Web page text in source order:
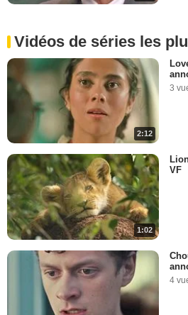
Vidéos de séries les
2:12
3
1:02
VF
4